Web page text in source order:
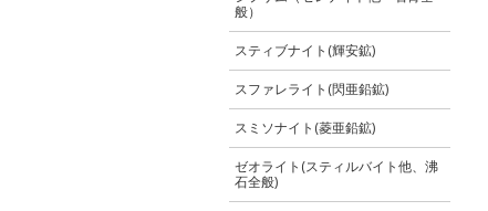
般）
スティブナイト(輝安鉱)
スファレライト(閃亜鉛鉱)
スミソナイト(菱亜鉛鉱)
ゼオライト(スティルバイト他、沸
石全般)